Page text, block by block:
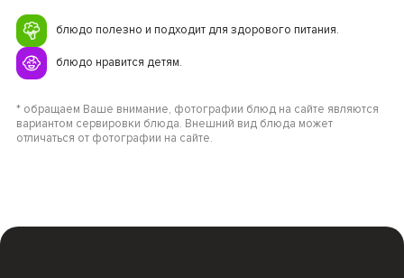
блюдо полезно и подходит для здорового питания.
блюдо нравится детям.
* обращаем Ваше внимание, фотографии блюд на сайте являются
вариантом сервировки блюда. Внешний вид блюда может
отличаться от фотографии на сайте.